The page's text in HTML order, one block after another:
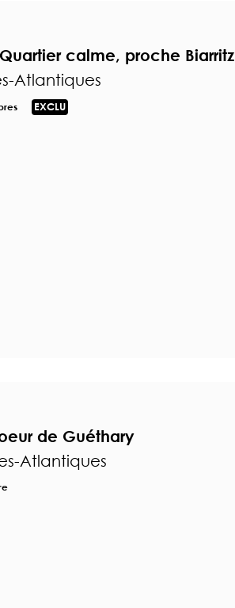
calme, proche Biarritz
Atlantiques
EXCLU
de Guéthary
Atlantiques